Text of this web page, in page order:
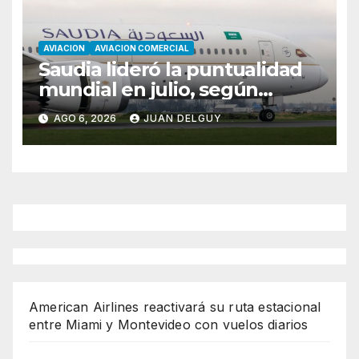
AVIACION AVIACION COMERCIAL
Saudia lideró la puntualidad
mundial en julio, según
Cirium
AGO 6, 2026 JUAN DELGUY
American Airlines reactivará su ruta estacional
entre Miami y Montevideo con vuelos diarios